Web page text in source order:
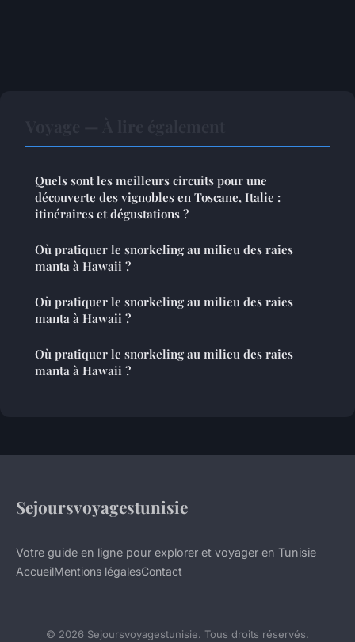
Quels sont les meilleurs circuits pour une
découverte des vignobles en Toscane, Italie :
itinéraires et dégustations ?
Où pratiquer le snorkeling au milieu des raies
manta à Hawaii ?
Où pratiquer le snorkeling au milieu des raies
manta à Hawaii ?
Où pratiquer le snorkeling au milieu des raies
manta à Hawaii ?
Sejoursvoyagestunisie
Votre guide en ligne pour explorer et voyager en Tunisie
AccueilMentions légalesContact
© 2026 Sejoursvoyagestunisie. Tous droits réservés.